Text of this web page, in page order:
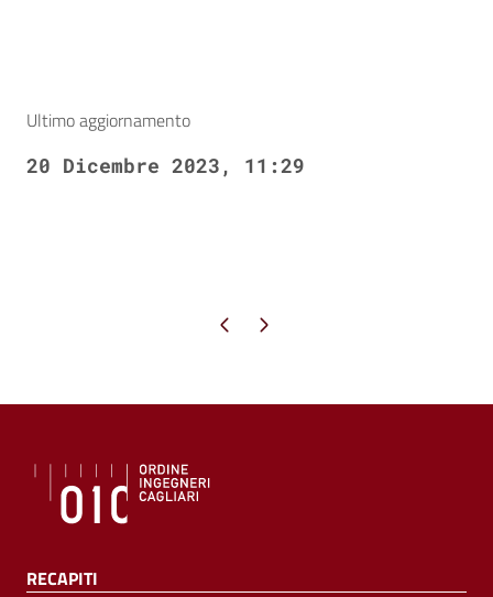
Ultimo aggiornamento
20 Dicembre 2023, 11:29
Pagina precedente
Pagina successiva
RECAPITI